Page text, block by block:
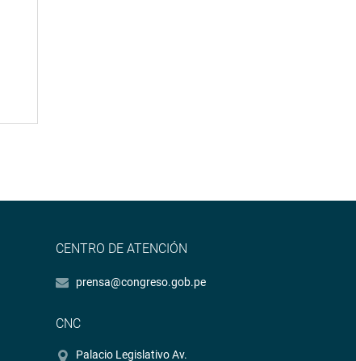
CENTRO DE ATENCIÓN
prensa@congreso.gob.pe
CNC
Palacio Legislativo Av.